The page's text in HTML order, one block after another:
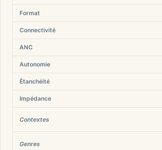
Format
Connectivité
ANC
Autonomie
Étanchéité
Impédance
Contextes
Genres